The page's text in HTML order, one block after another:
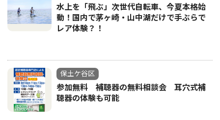
水上を「飛ぶ」次世代自転車、今夏本格始
動！国内で茅ヶ崎・山中湖だけで手ぶらで
レア体験？！
保土ケ谷区
参加無料 補聴器の無料相談会 耳穴式補
聴器の体験も可能